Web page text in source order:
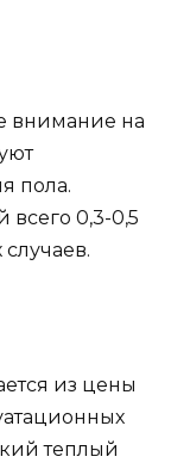
внимание на
пола.
0,3-0,5
из цены
теплый